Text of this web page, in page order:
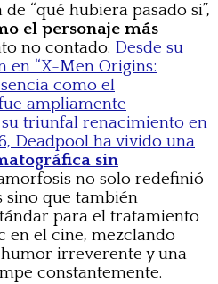
“qué hubiera pasado si”,
el personaje más
no contado. Desde su
“X-Men Origins:
como el
ampliamente
triunfal renacimiento en
Deadpool ha vivido una
sin
no solo redefinió
sino que también
para el tratamiento
en el cine, mezclando
irreverente y una
constantemente.